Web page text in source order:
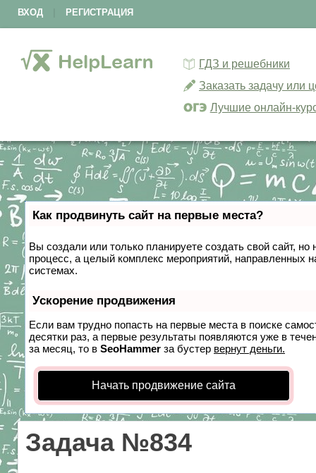
ВХОД РЕГИСТРАЦИЯ
ГДЗ и решебники
Заказать задачу или
Лучшие онлайн-
Как продвинуть сайт на первые места?
Вы создали или только планируете создать свой сайт,
процесс, а целый комплекс мероприятий, направленных
системах.
Ускорение продвижения
Если вам трудно попасть на первые места в поиске
десятки раз, а первые результаты появляются уже в
за месяц, то в SeoHammer за бустер вернут деньги.
Начать продвижение сайта
Задача №834